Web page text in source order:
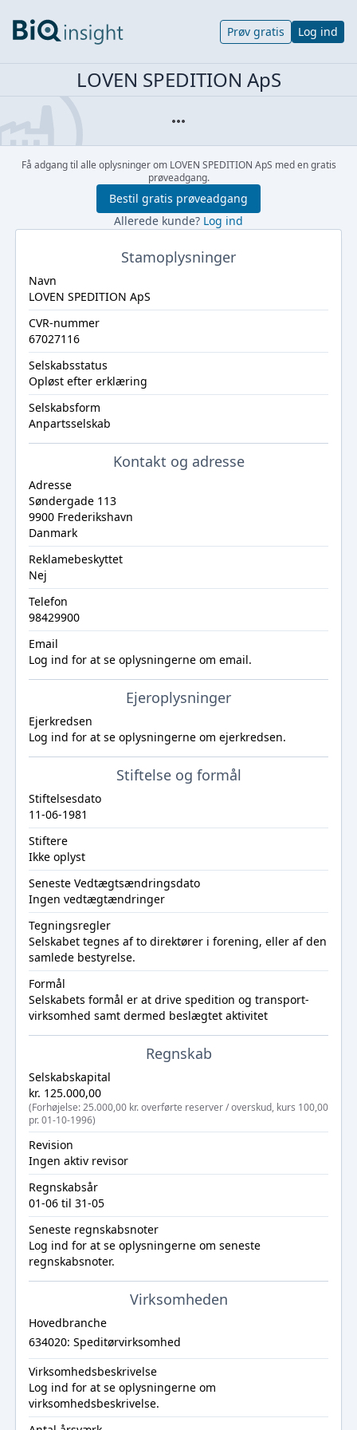
Prøv gratis Log ind
LOVEN SPEDITION ApS
Få adgang til alle oplysninger om LOVEN SPEDITION ApS med en gratis
prøveadgang.
Bestil gratis prøveadgang
Allerede kunde? Log ind
Stamoplysninger
Navn
LOVEN SPEDITION ApS
CVR-nummer
67027116
Selskabsstatus
Opløst efter erklæring
Selskabsform
Anpartsselskab
Kontakt og adresse
Adresse
Søndergade 113
9900 Frederikshavn
Danmark
Reklamebeskyttet
Nej
Telefon
98429900
Email
Log ind for at se oplysningerne om email.
Ejeroplysninger
Ejerkredsen
Log ind for at se oplysningerne om ejerkredsen.
Stiftelse og formål
Stiftelsesdato
11-06-1981
Stiftere
Ikke oplyst
Seneste Vedtægtsændringsdato
Ingen vedtægtændringer
Tegningsregler
Selskabet tegnes af to direktører i forening, eller af den
samlede bestyrelse.
Formål
Selskabets formål er at drive spedition og transport-
virksomhed samt dermed beslægtet aktivitet
Regnskab
Selskabskapital
kr. 125.000,00
(Forhøjelse: 25.000,00 kr. overførte reserver / overskud, kurs 100,00
pr. 01-10-1996)
Revision
Ingen aktiv revisor
Regnskabsår
01-06 til 31-05
Seneste regnskabsnoter
Log ind for at se oplysningerne om seneste
regnskabsnoter.
Virksomheden
Hovedbranche
634020: Speditørvirksomhed
Virksomhedsbeskrivelse
Log ind for at se oplysningerne om
virksomhedsbeskrivelse.